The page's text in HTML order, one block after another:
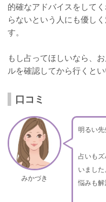
的確なアドバイスをして
らないという人にも優し
す。
もし占ってほしいなら、
ルを確認してから行くとい
口コミ
みかづき
明るい先
占いも
いました。
悩みも解